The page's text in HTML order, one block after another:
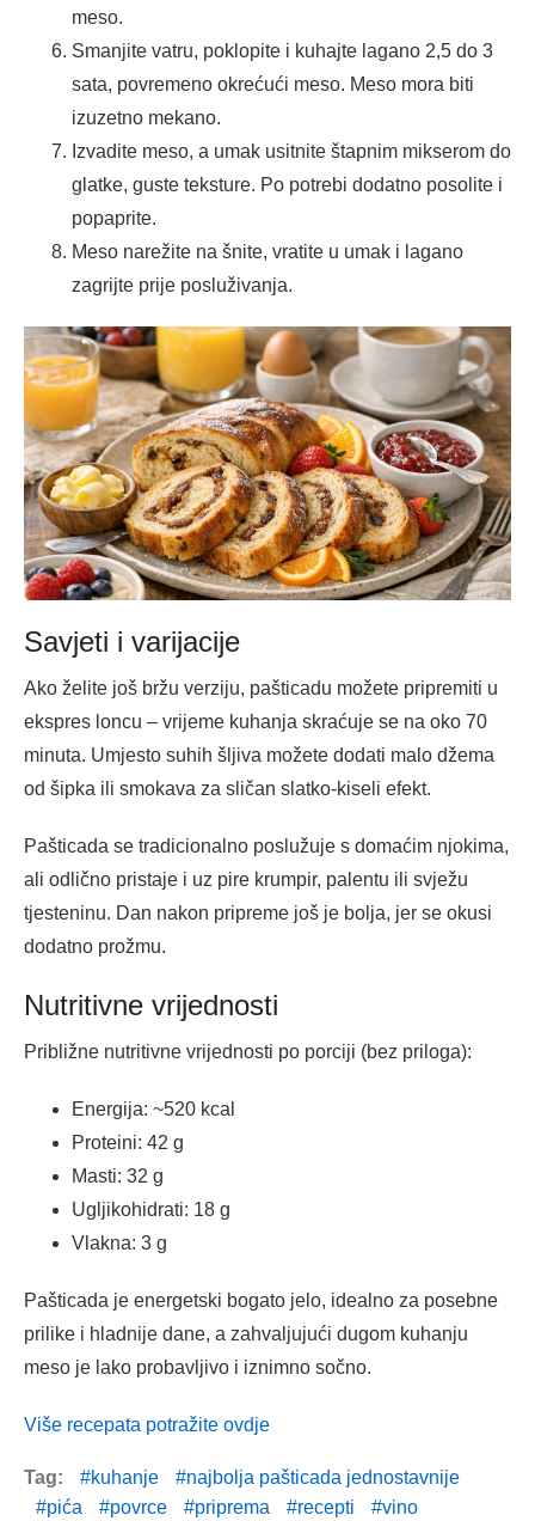
meso.
Smanjite vatru, poklopite i kuhajte lagano 2,5 do 3
sata, povremeno okrećući meso. Meso mora biti
izuzetno mekano.
Izvadite meso, a umak usitnite štapnim mikserom do
glatke, guste teksture. Po potrebi dodatno posolite i
popaprite.
Meso narežite na šnite, vratite u umak i lagano
zagrijte prije posluživanja.
Savjeti i varijacije
Ako želite još bržu verziju, pašticadu možete pripremiti u
ekspres loncu – vrijeme kuhanja skraćuje se na oko 70
minuta. Umjesto suhih šljiva možete dodati malo džema
od šipka ili smokava za sličan slatko-kiseli efekt.
Pašticada se tradicionalno poslužuje s domaćim njokima,
ali odlično pristaje i uz pire krumpir, palentu ili svježu
tjesteninu. Dan nakon pripreme još je bolja, jer se okusi
dodatno prožmu.
Nutritivne vrijednosti
Približne nutritivne vrijednosti po porciji (bez priloga):
Energija: ~520 kcal
Proteini: 42 g
Masti: 32 g
Ugljikohidrati: 18 g
Vlakna: 3 g
Pašticada je energetski bogato jelo, idealno za posebne
prilike i hladnije dane, a zahvaljujući dugom kuhanju
meso je lako probavljivo i iznimno sočno.
Više recepata potražite ovdje
Tag: kuhanje
najbolja pašticada jednostavnije
pića
povrce priprema recepti vino